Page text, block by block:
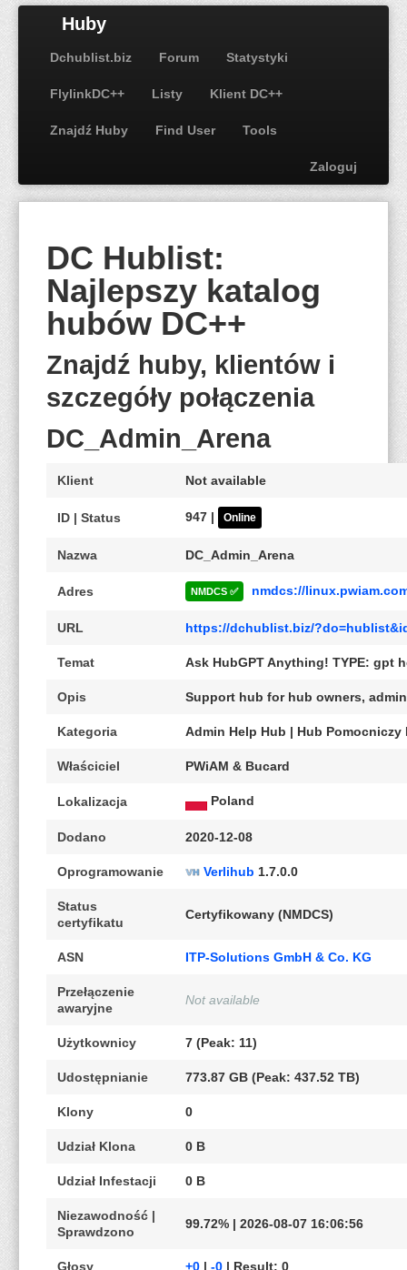
Huby
Dchublist.biz Forum Statystyki
FlylinkDC++ Listy Klient DC++
Znajdź Huby Find User Tools
Zaloguj
DC Hublist:
Najlepszy katalog
hubów DC++
Znajdź huby, klientów i
szczegóły połączenia
DC_Admin_Arena
Klient Not available
ID | Status 947 | Online
Nazwa DC_Admin_Arena
Adres NMDCS ✅ nmdcs://
URL https://dchublist.biz/
Temat Ask HubGPT Anything! TYPE: gpt
Opis Support hub for hub owners,
Kategoria Admin Help Hub | Hub Pomocniczy
Właściciel PWiAM & Bucard
Lokalizacja Poland
Dodano 2020-12-08
Oprogramowanie Verlihub 1.7.0.0
Status
certyfikatu
Certyfikowany (NMDCS)
ASN ITP-Solutions GmbH & Co. KG
Przełączenie
awaryjne
Not available
Użytkownicy 7 (Peak: 11)
Udostępnianie 773.87 GB (Peak: 437.52 TB)
Klony 0
Udział Klona 0 B
Udział Infestacji 0 B
Niezawodność |
Sprawdzono
99.72% | 2026-08-07 16:06:56
Głosy +0 | -0 | Result: 0